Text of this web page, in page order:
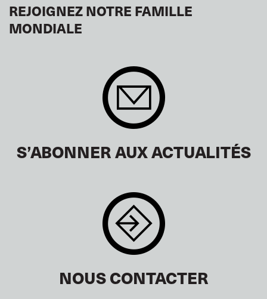
REJOIGNEZ NOTRE FAMILLE
MONDIALE
S’ABONNER AUX ACTUALITÉS
NOUS CONTACTER